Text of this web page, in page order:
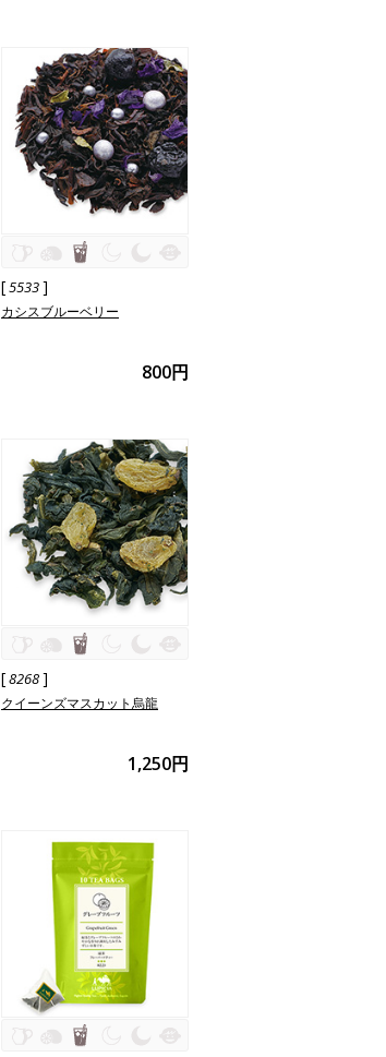
[5533]
カシスブルーベリー
800円
[8268]
クイーンズマスカット烏龍
1,250円